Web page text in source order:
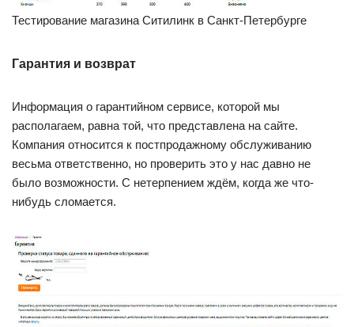
Тестирование магазина Ситилинк в Санкт-Петербурге
Гарантия и возврат
Информация о гарантийном сервисе, которой мы
располагаем, равна той, что представлена на сайте.
Компания относится к постпродажному обслуживанию
весьма ответственно, но проверить это у нас давно не
было возможности. С нетерпением ждём, когда же что-
нибудь сломается.